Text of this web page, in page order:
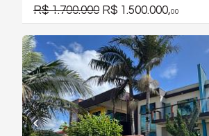
R$ 1.700.000 R$ 1.500.000,00